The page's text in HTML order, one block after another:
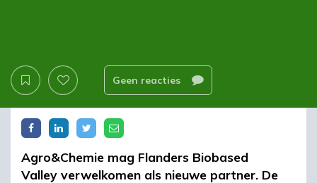
Geen reacties
Agro&Chemie mag Flanders Biobased
Valley verwelkomen als nieuwe partner. De